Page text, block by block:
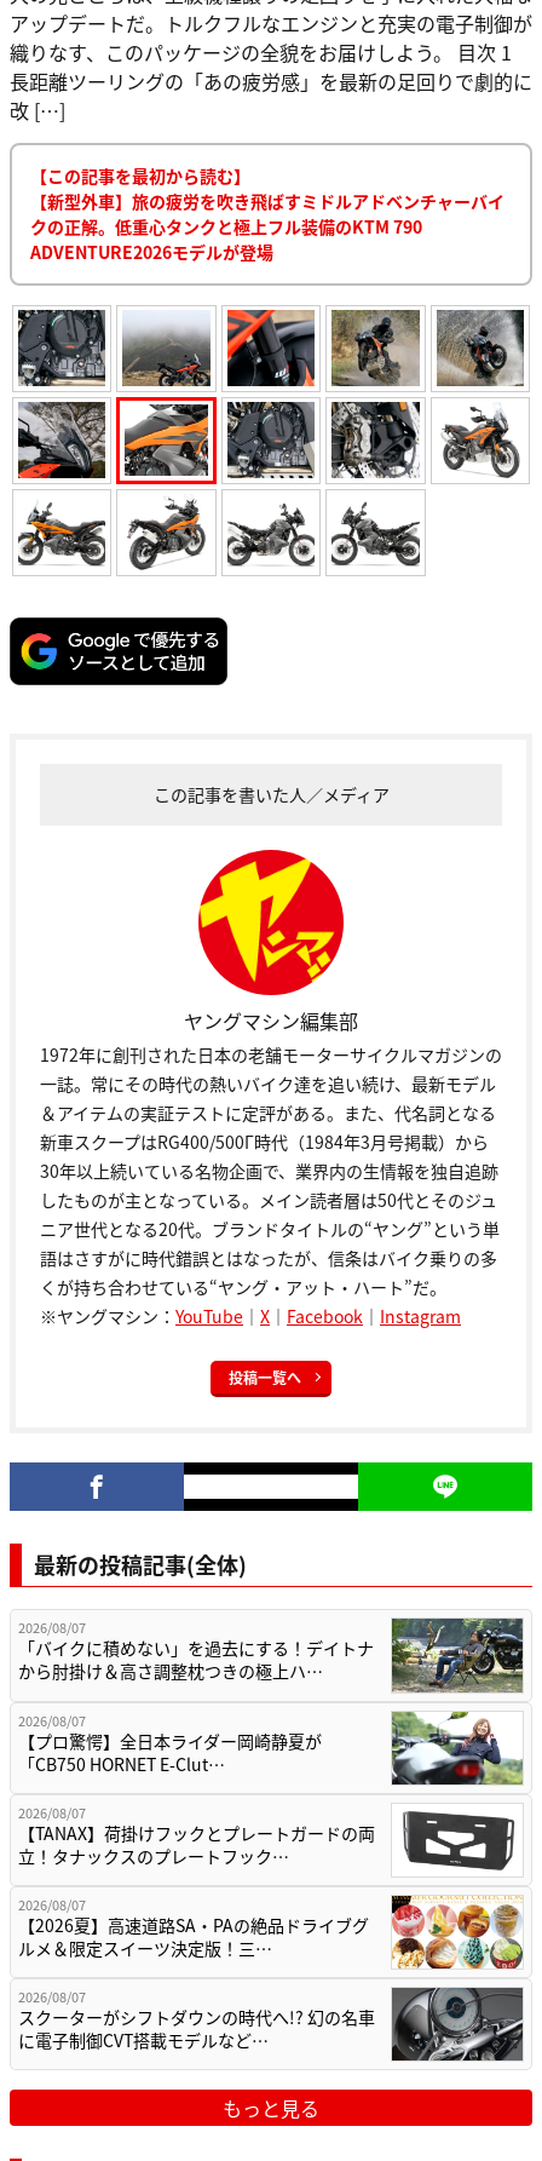
アップデートだ。トルクフルなエンジンと充実の電子制御が
織りなす、このパッケージの全貌をお届けしよう。 目次 1
長距離ツーリングの「あの疲労感」を最新の足回りで劇的に
改 […]
【この記事を最初から読む】
【新型外車】旅の疲労を吹き飛ばすミドルアドベンチャーバイ
クの正解。低重心タンクと極上フル装備のKTM 790
ADVENTURE2026モデルが登場
この記事を書いた人／メディア
ヤングマシン編集部
1972年に創刊された日本の老舗モーターサイクルマガジンの
一誌。常にその時代の熱いバイク達を追い続け、最新モデル
＆アイテムの実証テストに定評がある。また、代名詞となる
新車スクープはRG400/500Γ時代（1984年3月号掲載）から
30年以上続いている名物企画で、業界内の生情報を独自追跡
したものが主となっている。メイン読者層は50代とそのジュ
ニア世代となる20代。ブランドタイトルの“ヤング”という単
語はさすがに時代錯誤とはなったが、信条はバイク乗りの多
くが持ち合わせている“ヤング・アット・ハート”だ。
※ヤングマシン： YouTube ｜ X ｜ Facebook ｜ Instagram
投稿一覧へ
最新の投稿記事(全体)
2026/08/07
「バイクに積めない」を過去にする！デイトナ
から肘掛け＆高さ調整枕つきの極上ハ…
2026/08/07
【プロ驚愕】全日本ライダー岡崎静夏が
「CB750 HORNET E-Clut…
2026/08/07
【TANAX】荷掛けフックとプレートガードの両
立！タナックスのプレートフック…
2026/08/07
【2026夏】高速道路SA・PAの絶品ドライブグ
ルメ＆限定スイーツ決定版！三…
2026/08/07
スクーターがシフトダウンの時代へ!? 幻の名車
に電子制御CVT搭載モデルなど…
もっと見る